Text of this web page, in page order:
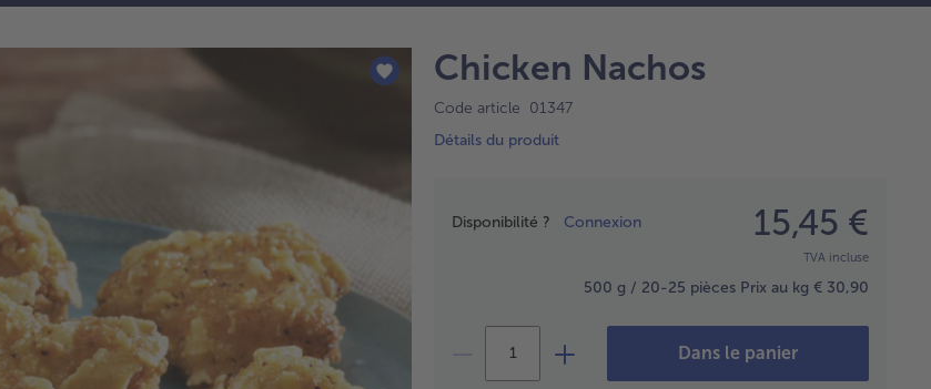
Chicken Nachos
Code article 01347
Détails du produit
Disponibilité ? Connexion 15,45 €
TVA incluse
500 g / 20-25 pièces Prix au kg € 30,90
Dans le panier